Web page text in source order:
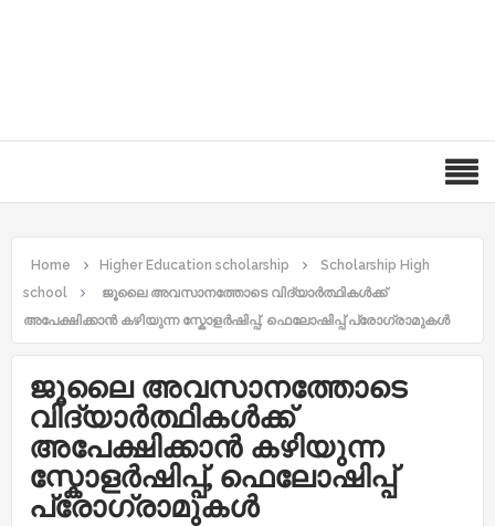
Home Higher Education scholarship
Scholarship High
school
ജൂലൈ അവസാനത്തോടെ വിദ്യാർത്ഥികൾക്ക്
അപേക്ഷിക്കാൻ കഴിയുന്ന സ്കോളർഷിപ്പ്, ഫെലോഷിപ്പ് പ്രോഗ്രാമുകൾ
ജൂലൈ അവസാനത്തോടെ
വിദ്യാർത്ഥികൾക്ക്
അപേക്ഷിക്കാൻ കഴിയുന്ന
സ്കോളർഷിപ്പ്, ഫെലോഷിപ്പ്
പ്രോഗ്രാമുകൾ